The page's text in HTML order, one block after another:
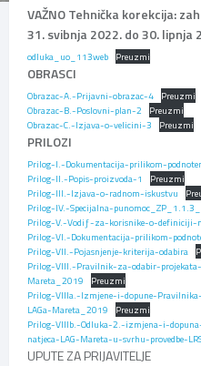
VAŽNO Tehnička korekcija:
31. svibnja 2022. do 30. lipnja
odluka_uo_113web Preuzmi
OBRASCI
Obrazac-A.-Prijavni-obrazac-4 Preuzmi
Obrazac-B.-Poslovni-plan-2
Preuzmi
Obrazac-C.-Izjava-o-velicini-3
Preuzmi
PRILOZI
Prilog-I.-Dokumentacija-prilikom-
Prilog-II.-Popis-proizvoda-1
Preuzmi
Prilog-III.-Izjava-o-radnom-iskustvu
Prilog-IV.-Specijalna-punomoc_ZP_1.1.3_
Prilog-V.-Vodiƒ-za-korisnike-o-
Prilog-VI.-Dokumentacija-prilikom-
Prilog-VII.-Pojasnjenje-kriterija-odabira
Prilog-VIII.-Pravilnik-za-odabir-
Mareta_2019
Preuzmi
Prilog-VIIIa.-Izmjene-i-dopune-
LAGa-Mareta_2019
Preuzmi
Prilog-VIIIb.-Odluka-2.-izmjena-i-
natjeca-LAG-Mareta-u-svrhu-provedbe-
UPUTE ZA PRIJAVITELJE